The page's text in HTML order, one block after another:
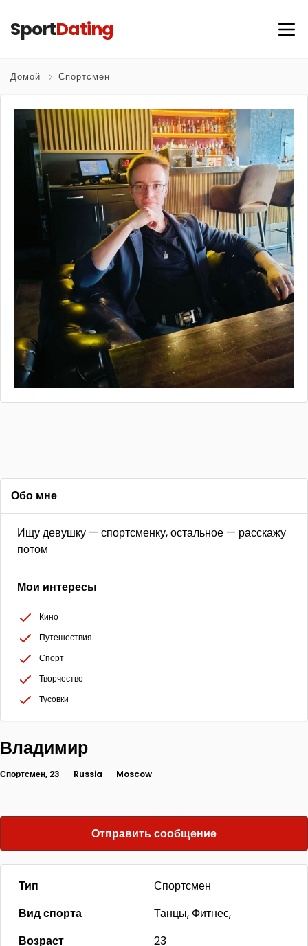
SportDating
Домой Спортсмен
Обо мне
Ищу девушку — спортсменку, остальное — расскажу
потом
Мои интересы
Кино
Путешествия
Спорт
Творчество
Тусовки
Владимир
Спортсмен, 23 Russia Moscow
Отправить сообщение
Тип
Спортсмен
Вид спорта
Танцы, Фитнес,
Возраст
23